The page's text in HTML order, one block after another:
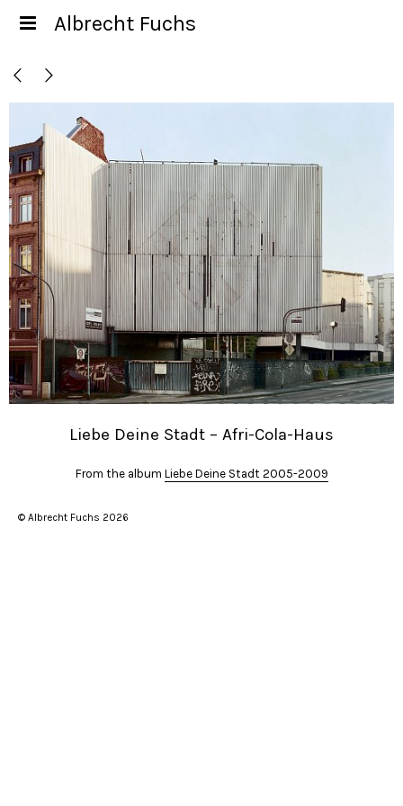
Albrecht Fuchs
Liebe Deine Stadt – Afri-Cola-Haus
From the album Liebe Deine Stadt 2005-2009
© Albrecht Fuchs 2026